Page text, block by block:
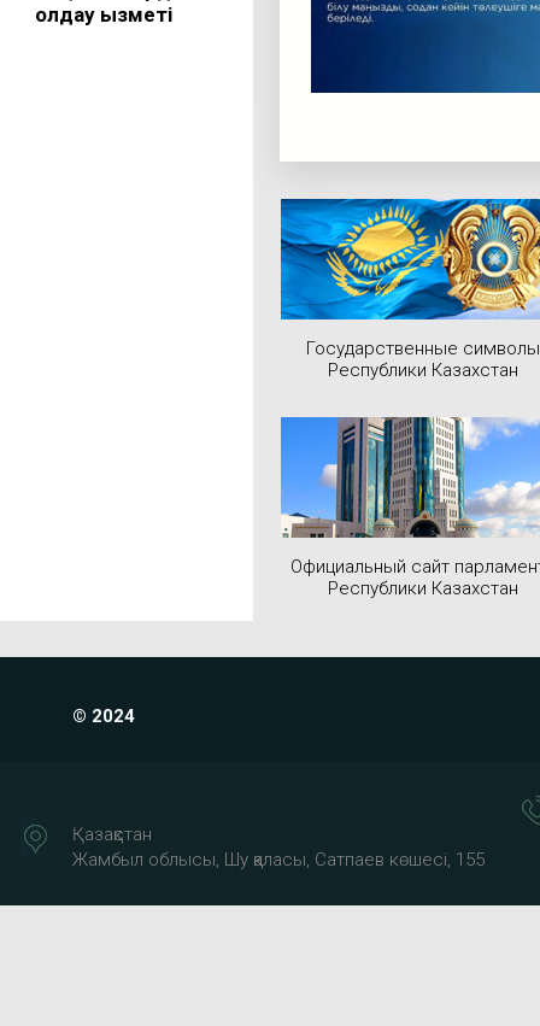
қолдау қызметі
Государственные символы
Республики Казахстан
Официальный сайт
Республики Казахстан
© 2024
Қазақстан
Жамбыл облысы, Шу қаласы, Сатпаев көшесі, 155